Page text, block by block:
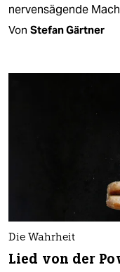
nervensägende
Von Stefan Gärtner
Die Wahrheit
Lied von der